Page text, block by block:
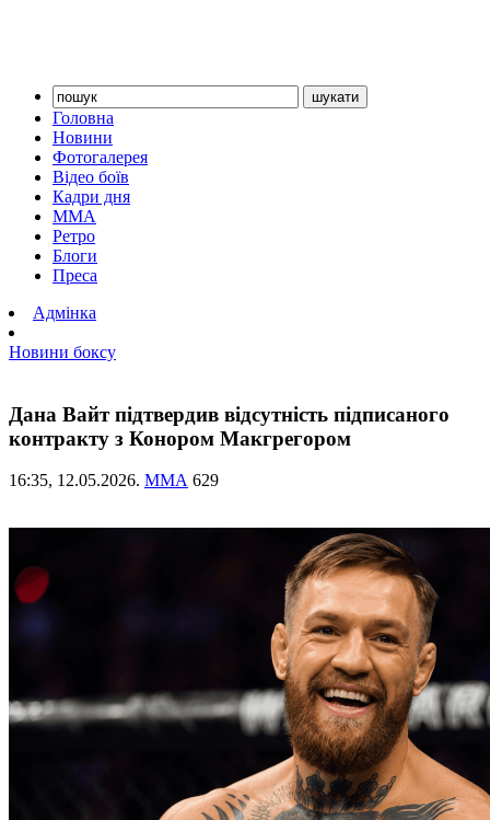
Головна
Новини
Фотогалерея
Відео боїв
Кадри дня
ММА
Ретро
Блоги
Преса
Адмінка
Новини боксу
Дана Вайт підтвердив відсутність підписаного
контракту з Конором Макгрегором
16:35, 12.05.2026. ММА 629